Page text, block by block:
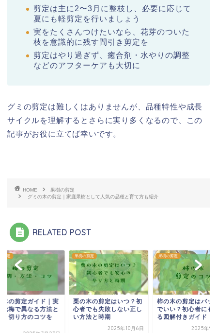
剪定は主に2〜3月に整枝し、必要に応じて
夏にも軽剪定を行いましょう
実をたくさんつけたいなら、花芽のついた
枝を意識的に残す間引き剪定を
剪定はやり過ぎず、癒合剤・水やりの調整
などのアフターケアも大切に
グミの剪定は難しくはありませんが、品種特性や成長
サイクルを理解するとさらに実り多くなるので、この
記事がお役に立てば幸いです。
HOME
果樹の剪定
グミの木の剪定｜家庭果樹として人気の品種と育て方も紹介
RELATED POST
剪定
木の剪定ガイド｜実
花梅で異なる方法と
・切り方のコツを
果樹の剪定
栗の木の剪定はいつ？初
心者でも失敗しない正し
い方法と時期
2025年10月6日
果樹の剪定
柿の木の剪定はバッ
でいい？初心者にも
る図解付きガイド
2025年9